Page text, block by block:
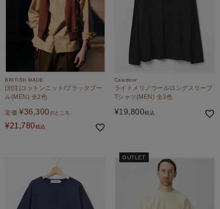
BRITISH MADE
[別注]コットンニット/ブラックプー
ル(MEN) 全2色
定価 ¥36,300のところ
¥21,780税込
Caledoor
ライトメリノウールロングスリーブ
Tシャツ(MEN) 全3色
¥19,800税込
OUTLET